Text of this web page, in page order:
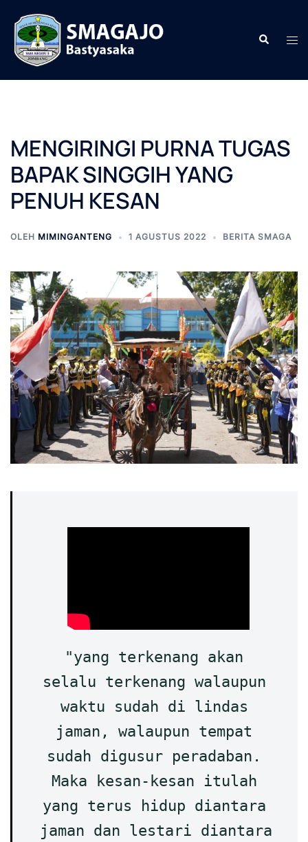
Cari
MENGIRINGI PURNA TUGAS
BAPAK SINGGIH YANG
PENUH KESAN
OLEH MIMINGANTENG 1 AGUSTUS 2022 BERITA SMAGA
"yang terkenang akan
selalu terkenang walaupun
waktu sudah di lindas
jaman, walaupun tempat
sudah digusur peradaban.
Maka kesan-kesan itulah
yang terus hidup diantara
jaman dan lestari diantara